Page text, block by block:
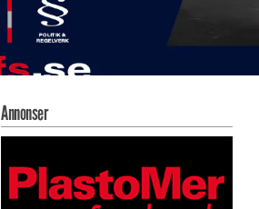
Annonser